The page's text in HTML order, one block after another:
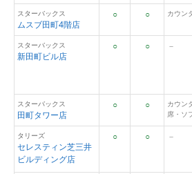
スターバックス
ムスブ田町4階店
○ ○ カウン
スターバックス
新田町ビル店
○ ○ －
スターバックス
田町タワー店
○ ○
カウン
席・ソ
タリーズ
セレスティン芝三井
ビルディング店
○ ○ －